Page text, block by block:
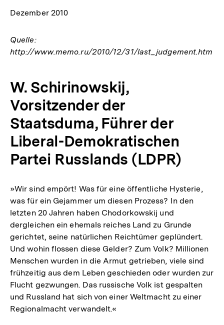
Dezember 2010
Quelle:
http://www.memo.ru/2010/12/31/last_judgement.htm
W. Schirinowskij,
Vorsitzender der
Staatsduma, Führer der
Liberal-Demokratischen
Partei Russlands (LDPR)
»Wir sind empört! Was für eine öffentliche Hysterie,
was für ein Gejammer um diesen Prozess? In den
letzten 20 Jahren haben Chodorkowskij und
dergleichen ein ehemals reiches Land zu Grunde
gerichtet, seine natürlichen Reichtümer geplündert.
Und wohin flossen diese Gelder? Zum Volk? Millionen
Menschen wurden in die Armut getrieben, viele sind
frühzeitig aus dem Leben geschieden oder wurden zur
Flucht gezwungen. Das russische Volk ist gespalten
und Russland hat sich von einer Weltmacht zu einer
Regionalmacht verwandelt.«